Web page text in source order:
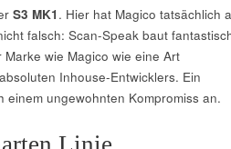
S3 MK1 . Hier hat Magico tatsächlich
falsch: Scan-Speak baut
wie Magico wie eine Art
Inhouse-Entwicklers. Ein
ungewohnten Kompromiss an.